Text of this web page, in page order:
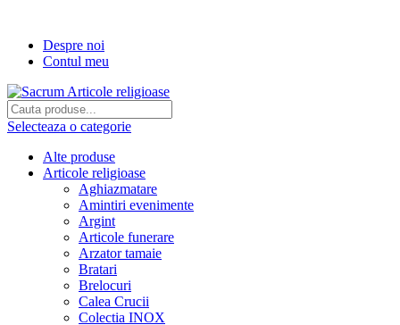
Despre noi
Contul meu
Selecteaza o categorie
Alte produse
Articole religioase
Aghiazmatare
Amintiri evenimente
Argint
Articole funerare
Arzator tamaie
Bratari
Brelocuri
Calea Crucii
Colectia INOX